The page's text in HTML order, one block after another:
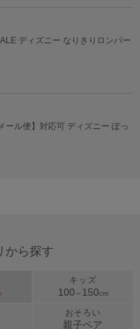
ディズニー なりきりロンパー
ール便】対応可 ディズニー ぽっ
から探す
キッズ
100 ～ 150cm
おそろい
親子ペア